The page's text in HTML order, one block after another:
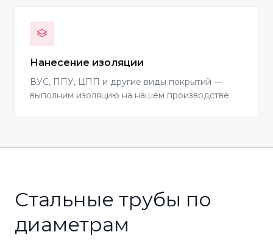
Нанесение изоляции
ВУС, ППУ, ЦПП и другие виды покрытий —
выполним изоляцию на нашем производстве.
Стальные трубы по
диаметрам